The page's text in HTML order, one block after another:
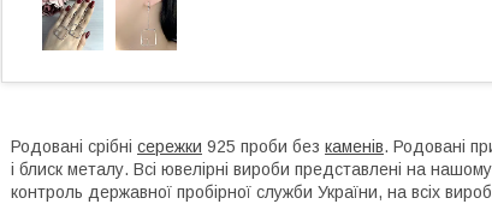
Родовані срібні сережки 925 проби без каменів. Родовані
і блиск металу. Всі ювелірні вироби представлені на
контроль державної пробірної служби України, на всіх